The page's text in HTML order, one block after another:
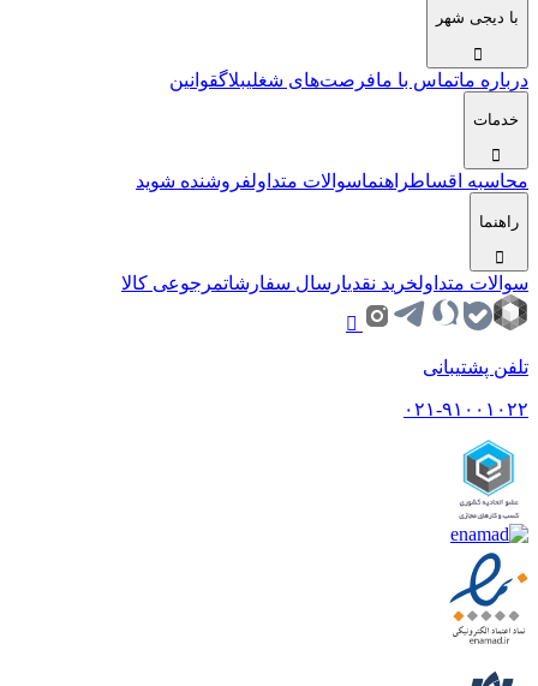
با دیجی شهر
درباره ماتماس با مافرصت‌های شغلیبلاگقوانین
خدمات
محاسبه اقساطراهنماسوالات متداولفروشنده شوید
راهنما
سوالات متداولخرید نقدیارسال سفارشاتمرجوعی کالا
تلفن پشتیبانی
۰۲۱-۹۱۰۰۱۰۲۲